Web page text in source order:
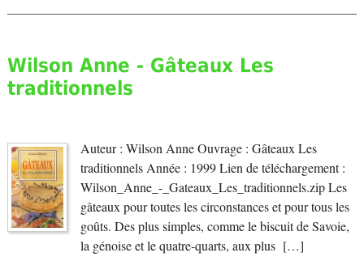
Wilson Anne - Gâteaux Les
traditionnels
Auteur : Wilson Anne Ouvrage : Gâteaux Les
traditionnels Année : 1999 Lien de téléchargement :
Wilson_Anne_-_Gateaux_Les_traditionnels.zip Les
gâteaux pour toutes les circonstances et pour tous les
goûts. Des plus simples, comme le biscuit de Savoie,
la génoise et le quatre-quarts, aux plus […]